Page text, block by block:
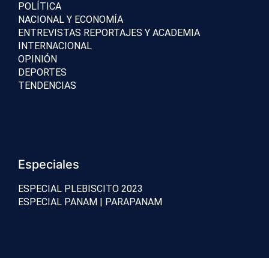
POLÍTICA
NACIONAL Y ECONOMÍA
ENTREVISTAS REPORTAJES Y ACADEMIA
INTERNACIONAL
OPINIÓN
DEPORTES
TENDENCIAS
Especiales
ESPECIAL PLEBISCITO 2023
ESPECIAL PANAM | PARAPANAM